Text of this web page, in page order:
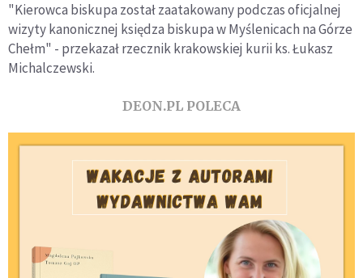
"Kierowca biskupa został zaatakowany podczas oficjalnej
wizyty kanonicznej księdza biskupa w Myślenicach na Górze
Chełm" - przekazał rzecznik krakowskiej kurii ks. Łukasz
Michalczewski.
DEON.PL POLECA